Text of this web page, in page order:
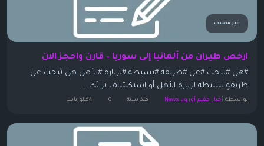
غير مصنف
ارخص طيران من ألمانيا إلى سوريا – قارن واحجز الآن
#هل #تبحث #عن #طريقة #بسيطة #لزيارة #الأهل هل تبحث عن
طريقةٍ بسيطة لزيارة الأهل أو استكشاف تراثك...
بواسطة أخبار مقيم أوروبا News منذ سنة 0 4كيلو بايت